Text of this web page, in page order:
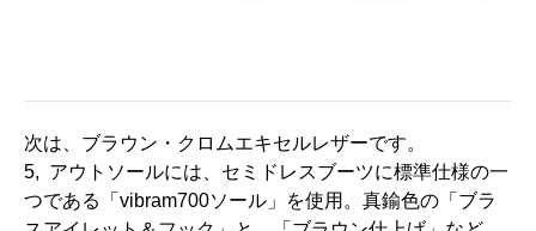
次は、ブラウン・クロムエキセルレザーです。
5, アウトソールには、セミドレスブーツに標準仕様の一
つである「vibram700ソール」を使用。真鍮色の「ブラ